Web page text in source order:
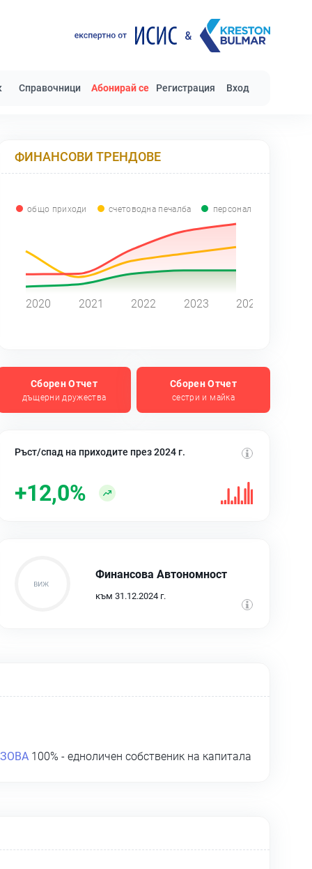
Справочници Абонирай се Регистрация Вход
ФИНАНСОВИ ТРЕНДОВЕ
общо приходи счетоводна печалба персонал
2020 2021 2022 2023 2024
Сборен Отчет
дъщерни дружества
Сборен Отчет
сестри и майка
Ръст/спад на приходите през 2024 г.
+12,0%
Финансова Автономност
към 31.12.2024 г.
100% - едноличен собственик на капитала